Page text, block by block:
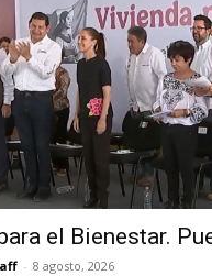
el Bienestar.
- 8 agosto, 2026